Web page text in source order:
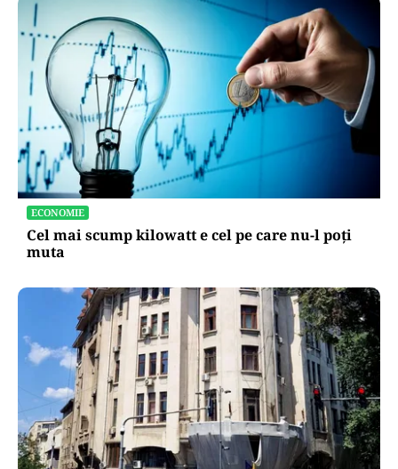
ECONOMIE
Cel mai scump kilowatt e cel pe care nu-l poți
muta